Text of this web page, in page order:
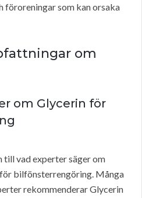
föroreningar som kan orsaka
om
om Glycerin för
vad experter säger om
bilfönsterrengöring. Många
rekommenderar Glycerin